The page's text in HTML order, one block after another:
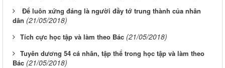
Để luôn xứng đáng là người đầy tớ trung thành của nhân
dân (21/05/2018)
​Tích cực học tập và làm theo Bác (21/05/2018)
​Tuyên dương 54 cá nhân, tập thể trong học tập và làm theo
Bác (21/05/2018)